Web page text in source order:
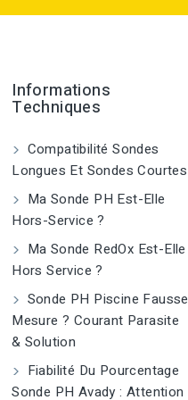
Informations
Techniques
Compatibilité Sondes
Longues Et Sondes Courtes
Ma Sonde PH Est-Elle
Hors-Service ?
Ma Sonde RedOx Est-Elle
Hors Service ?
Sonde PH Piscine Fausse
Mesure ? Courant Parasite
& Solution
Fiabilité Du Pourcentage
Sonde PH Avady : Attention